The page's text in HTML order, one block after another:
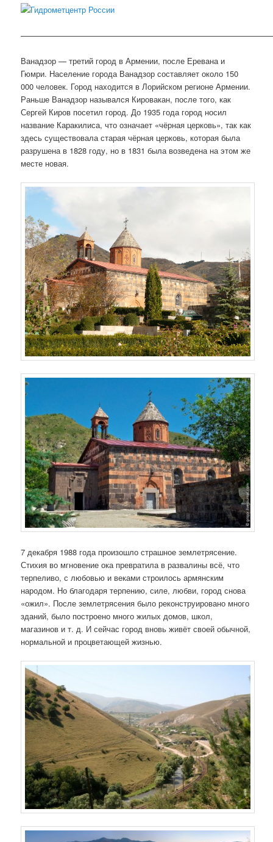
Ванадзор — третий город в Армении, после Еревана и
Гюмри. Население города Ванадзор составляет около 150
000 человек. Город находится в Лорийском регионе Армении.
Раньше Ванадзор назывался Кировакан, после того, как
Сергей Киров посетил город. До 1935 года город носил
название Каракилиса, что означает «чёрная церковь», так как
здесь существовала старая чёрная церковь, которая была
разрушена в 1828 году, но в 1831 была возведена на этом же
месте новая.
7 декабря 1988 года произошло страшное землетрясение.
Стихия во мгновение ока превратила в развалины всё, что
терпеливо, с любовью и веками строилось армянским
народом. Но благодаря терпению, силе, любви, город снова
«ожил». После землетрясения было реконструировано много
зданий, было построено много жилых домов, школ,
магазинов и т. д. И сейчас город вновь живёт своей обычной,
нормальной и процветающей жизнью.